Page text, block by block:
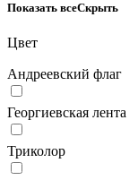
Показать всеСкрыть
Цвет
Андреевский флаг
Георгиевская лента
Триколор